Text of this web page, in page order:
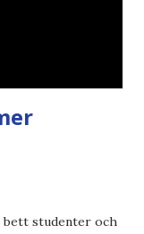
bett studenter och